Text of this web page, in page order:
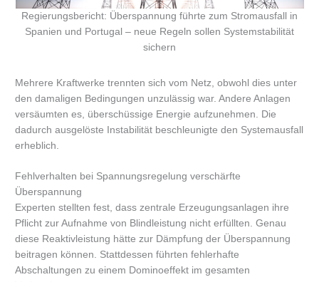
Regierungsbericht: Überspannung führte zum Stromausfall in
Spanien und Portugal – neue Regeln sollen Systemstabilität
sichern
Mehrere Kraftwerke trennten sich vom Netz, obwohl dies unter
den damaligen Bedingungen unzulässig war. Andere Anlagen
versäumten es, überschüssige Energie aufzunehmen. Die
dadurch ausgelöste Instabilität beschleunigte den Systemausfall
erheblich.
Fehlverhalten bei Spannungsregelung verschärfte
Überspannung
Experten stellten fest, dass zentrale Erzeugungsanlagen ihre
Pflicht zur Aufnahme von Blindleistung nicht erfüllten. Genau
diese Reaktivleistung hätte zur Dämpfung der Überspannung
beitragen können. Stattdessen führten fehlerhafte
Abschaltungen zu einem Dominoeffekt im gesamten